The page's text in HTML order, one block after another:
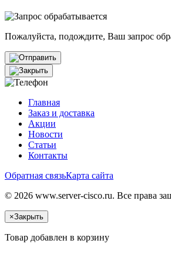
Пожалуйста, подождите, Ваш запрос
Главная
Заказ и доставка
Акции
Новости
Статьи
Контакты
Обратная связьКарта сайта
© 2026 www.server-cisco.ru. Все права
×Закрыть
Товар добавлен в корзину